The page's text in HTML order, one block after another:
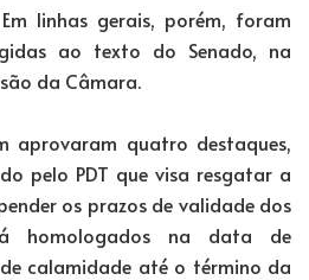
linhas gerais, porém, foram
ao texto do Senado, na
da Câmara.
aprovaram quatro destaques,
pelo PDT que visa resgatar a
os prazos de validade dos
homologados na data de
calamidade até o término da